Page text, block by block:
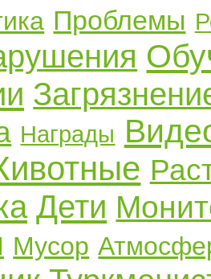
Проблемы
Награды
Дети
Мусор